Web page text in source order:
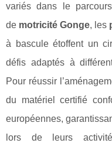
variés dans le
de motricité Gonge, les
à bascule étoffent un
défis adaptés à
Pour réussir
du matériel certifié
européennes,
lors de leurs